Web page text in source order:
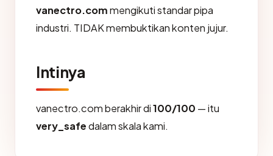
vanectro.commengikuti standar pipa
industri. TIDAK membuktikan konten jujur.
Intinya
vanectro.com berakhir di100/100 — itu
very_safedalam skala kami.